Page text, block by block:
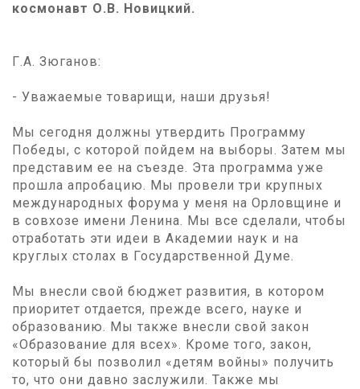
космонавт О.В. Новицкий.
Г.А. Зюганов:
- Уважаемые товарищи, наши друзья!
Мы сегодня должны утвердить Программу
Победы, с которой пойдем на выборы. Затем мы
представим ее на съезде. Эта программа уже
прошла апробацию. Мы провели три крупных
международных форума у меня на Орловщине и
в совхозе имени Ленина. Мы все сделали, чтобы
отработать эти идеи в Академии наук и на
круглых столах в Государственной Думе.
Мы внесли свой бюджет развития, в котором
приоритет отдается, прежде всего, науке и
образованию. Мы также внесли свой закон
«Образование для всех». Кроме того, закон,
который бы позволил «детям войны» получить
то, что они давно заслужили. Также мы